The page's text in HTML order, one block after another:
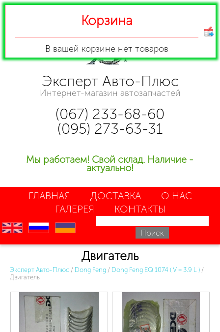
Эксперт Авто-Плюс
Интернет-магазин автозапчастей
(067) 233-68-60
(095) 273-63-31
Мы работаем! Свой склад. Наличие -
актуально!
ГЛАВНАЯ ДОСТАВКА
О НАС
ГАЛЕРЕЯ
КОНТАКТЫ
en ru uk
Двигатель
Эксперт Авто-Плюс / Dong Feng / Dong Feng EQ 1074 ( V = 3.9 L ) /
Двигатель
Корзина
В вашей корзине нет товаров